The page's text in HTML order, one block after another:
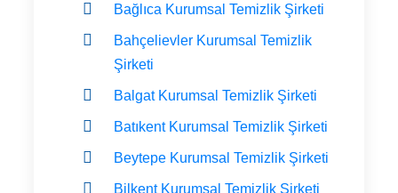
Bağlıca Kurumsal Temizlik Şirketi
Bahçelievler Kurumsal Temizlik
Şirketi
Balgat Kurumsal Temizlik Şirketi
Batıkent Kurumsal Temizlik Şirketi
Beytepe Kurumsal Temizlik Şirketi
Bilkent Kurumsal Temizlik Şirketi